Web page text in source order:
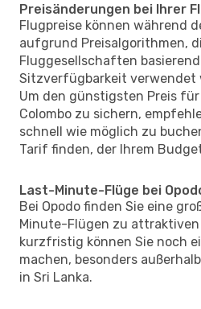
Preisänderungen bei Ihrer
Flugpreise können während
aufgrund Preisalgorithmen,
Fluggesellschaften
Sitzverfügbarkeit verwendet
Um den günstigsten Preis
Colombo zu sichern,
schnell wie möglich zu
Tarif finden, der Ihrem
Last-Minute-Flüge bei
Bei Opodo finden Sie eine
Minute-Flügen zu attraktiven
kurzfristig können Sie noch
machen, besonders
in Sri Lanka.